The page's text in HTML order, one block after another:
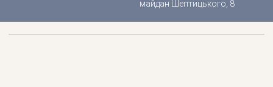
майдан Шептицького, 8